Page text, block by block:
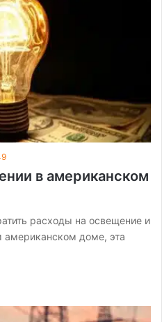
в американском
расходы на освещение и
американском доме, эта